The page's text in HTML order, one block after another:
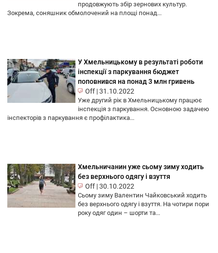
продовжують збір зернових культур.
Зокрема, соняшник обмолочений на площі понад...
У Хмельницькому в результаті роботи
інспекції з паркування бюджет
поповнився на понад 3 млн гривень
Off |31.10.2022
Уже другий рік в Хмельницькому працює
інспекція з паркування. Основною задачею
інспекторів з паркування є профілактика...
Хмельничанин уже сьому зиму ходить
без верхнього одягу і взуття
Off |30.10.2022
Сьому зиму Валентин Чайковський ходить
без верхнього одягу і взуття. На чотири пори
року одяг один – шорти та...